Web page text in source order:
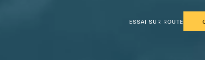
ESSAI SUR ROUTE